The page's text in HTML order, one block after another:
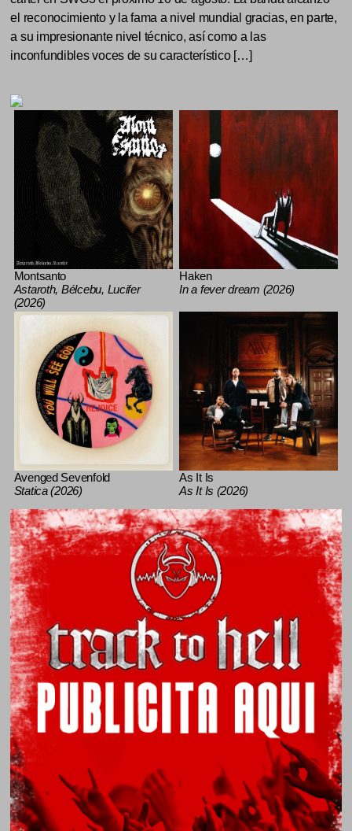
el reconocimiento y la fama a nivel mundial gracias, en parte,
a su impresionante nivel técnico, así como a las
inconfundibles voces de su característico […]
Montsanto
Astaroth, Bélcebu, Lucifer
(2026)
Haken
In a fever dream (2026)
Avenged Sevenfold
Statica (2026)
As It Is
As It Is (2026)